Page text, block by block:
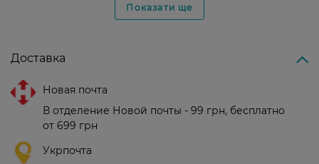
Показати ще
Доставка
Новая почта
В отделение Новой почты - 99 грн, бесплатно
от 699 грн
Укрпочта